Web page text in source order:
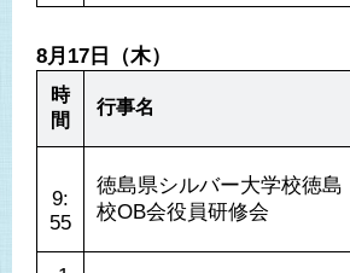
8月17日（木）
時
間
行事名
9:
55
徳島県シルバー大学校徳島
校OB会役員研修会